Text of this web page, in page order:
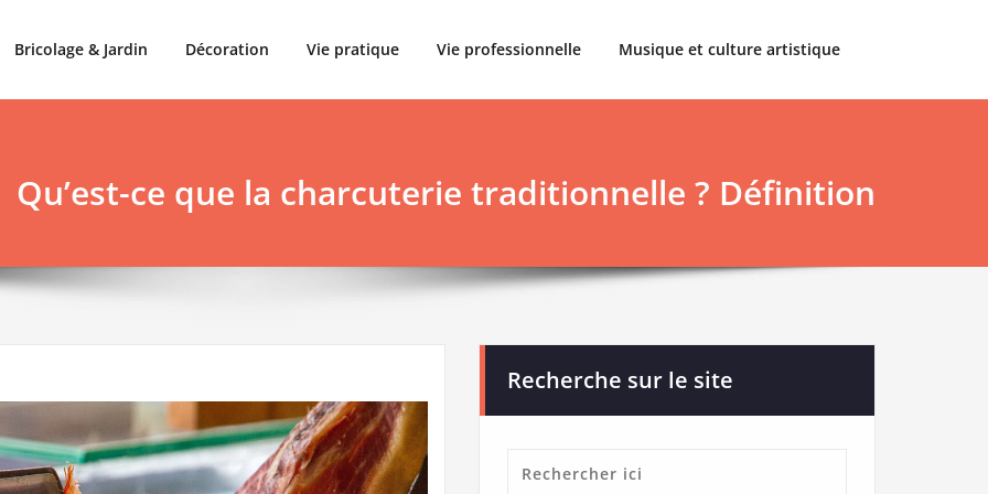
Bricolage & Jardin Décoration Vie pratique Vie professionnelle Musique et culture artistique
Qu’est-ce que la charcuterie traditionnelle ? Définition
Recherche sur le site